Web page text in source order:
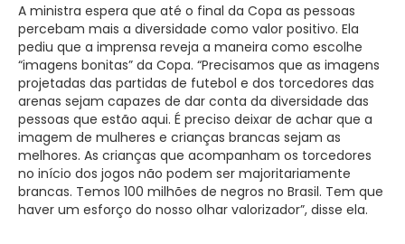
A ministra espera que até o final da Copa as pessoas
percebam mais a diversidade como valor positivo. Ela
pediu que a imprensa reveja a maneira como escolhe
“imagens bonitas” da Copa. “Precisamos que as imagens
projetadas das partidas de futebol e dos torcedores das
arenas sejam capazes de dar conta da diversidade das
pessoas que estão aqui. É preciso deixar de achar que a
imagem de mulheres e crianças brancas sejam as
melhores. As crianças que acompanham os torcedores
no início dos jogos não podem ser majoritariamente
brancas. Temos 100 milhões de negros no Brasil. Tem que
haver um esforço do nosso olhar valorizador”, disse ela.